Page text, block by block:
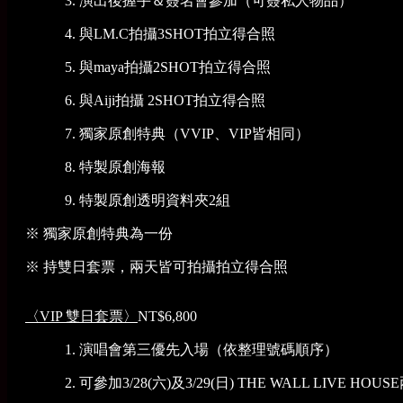
4. 與LM.C拍攝3SHOT拍立得合照
5. 與maya拍攝2SHOT拍立得合照
6. 與Aiji拍攝 2SHOT拍立得合照
7. 獨家原創特典（VVIP、VIP皆相同）
8. 特製原創海報
9. 特製原創透明資料夾2組
※ 獨家原創特典為一份
※ 持雙日套票，兩天皆可拍攝拍立得合照
〈VIP 雙日套票〉 NT$6,800
1. 演唱會第三優先入場（依整理號碼順序）
2. 可參加3/28(六)及3/29(日) THE WALL LIVE HOUSE